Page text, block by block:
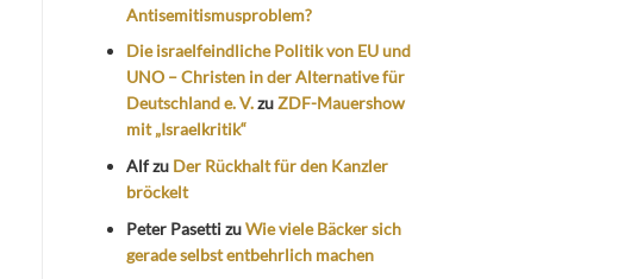
Antisemitismusproblem?
Die israelfeindliche Politik von EU und
UNO – Christen in der Alternative für
Deutschland e. V.zuZDF-Mauershow
mit „Israelkritik“
Alfzu Der Rückhalt für den Kanzler
bröckelt
Peter PasettizuWie viele Bäcker sich
gerade selbst entbehrlich machen